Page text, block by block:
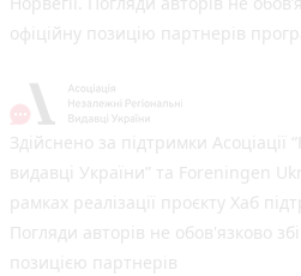
офіційну позицію партнерів
Здійснено за підтримки Асоціації
видавці України” та Foreningen
рамках реалізації проєкту Хаб
Погляди авторів не обов'язково
позицією партнерів